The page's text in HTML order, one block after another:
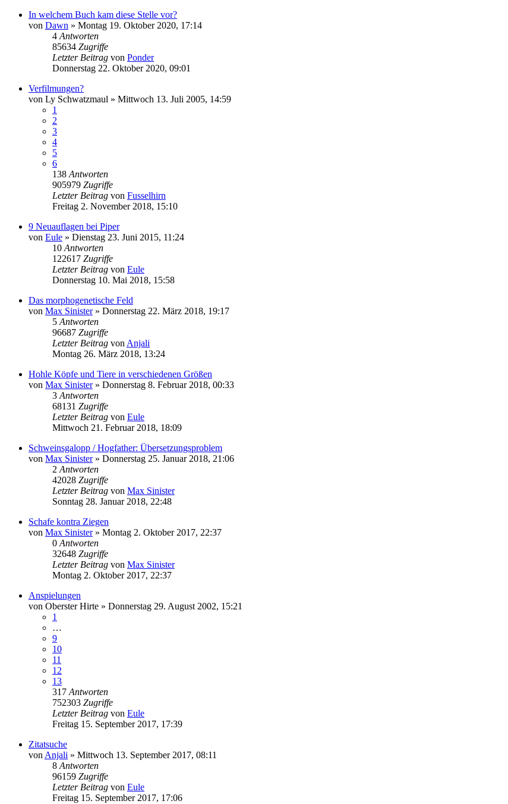
In welchem Buch kam diese Stelle vor?
von Dawn » Montag 19. Oktober 2020, 17:14
4 Antworten
85634 Zugriffe
Letzter Beitrag von Ponder
Donnerstag 22. Oktober 2020, 09:01
Verfilmungen?
von Ly Schwatzmaul » Mittwoch 13. Juli 2005, 14:59
1
2
3
4
5
6
138 Antworten
905979 Zugriffe
Letzter Beitrag von Fusselhirn
Freitag 2. November 2018, 15:10
9 Neuauflagen bei Piper
von Eule » Dienstag 23. Juni 2015, 11:24
10 Antworten
122617 Zugriffe
Letzter Beitrag von Eule
Donnerstag 10. Mai 2018, 15:58
Das morphogenetische Feld
von Max Sinister» Donnerstag 22. März 2018, 19:17
5 Antworten
96687 Zugriffe
Letzter Beitrag von Anjali
Montag 26. März 2018, 13:24
Hohle Köpfe und Tiere in verschiedenen Größen
von Max Sinister» Donnerstag 8. Februar 2018, 00:33
3 Antworten
68131 Zugriffe
Letzter Beitrag von Eule
Mittwoch 21. Februar 2018, 18:09
Schweinsgalopp / Hogfather: Übersetzungsproblem
von Max Sinister» Donnerstag 25. Januar 2018, 21:06
2 Antworten
42028 Zugriffe
Letzter Beitrag von Max Sinister
Sonntag 28. Januar 2018, 22:48
Schafe kontra Ziegen
von Max Sinister» Montag 2. Oktober 2017, 22:37
0 Antworten
32648 Zugriffe
Letzter Beitrag von Max Sinister
Montag 2. Oktober 2017, 22:37
Anspielungen
von Oberster Hirte » Donnerstag 29. August 2002, 15:21
1
…
9
10
11
12
13
317 Antworten
752303 Zugriffe
Letzter Beitrag von Eule
Freitag 15. September 2017, 17:39
Zitatsuche
von Anjali » Mittwoch 13. September 2017, 08:11
8 Antworten
96159 Zugriffe
Letzter Beitrag von Eule
Freitag 15. September 2017, 17:06